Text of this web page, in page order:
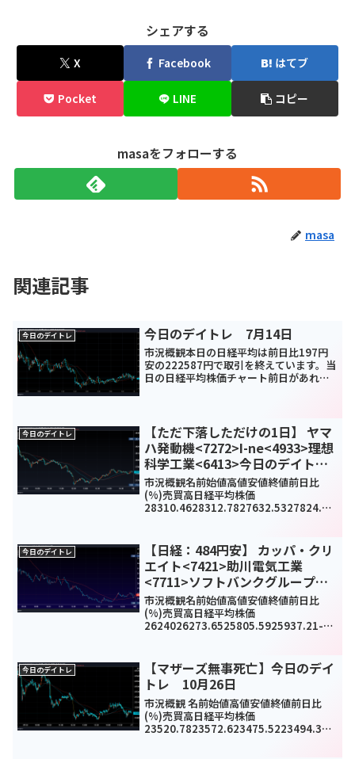
シェアする
X Facebook はてブ
Pocket LINE コピー
masaをフォローする
masa
関連記事
今日のデイトレ 今日のデイトレ 7月14日
市況概観本日の日経平均は前日比197円
安の222587円で取引を終えています。当
日の日経平均株価チャート前日があれだ
ディングス<53...
今日のデイトレ
【ただ下落しただけの1日】 ヤマ
ハ発動機<7272>I-ne<4933>理想
科学工業<6413>今日のデイトレ5
月17日
市況概観名前始値高値安値終値前日比
(%)売買高日経平均株価
28310.4628312.7827632.5327824.83
7.231897.751869.931878.86-4...
今日のデイトレ
【日経：484円安】 カッパ・クリ
エイト<7421>助川電気工業
<7711>ソフトバンクグループ
<9984>今日のデイトレ9月30日
市況概観名前始値高値安値終値前日比
(%)売買高日経平均株価
2624026273.6525805.5925937.21-
今日のデイトレ
【マザーズ無事死亡】今日のデイ
トレ 10月26日
市況概観 名前始値高値安値終値前日比
(%)売買高日経平均株価
23520.7823572.623475.5223494.34-